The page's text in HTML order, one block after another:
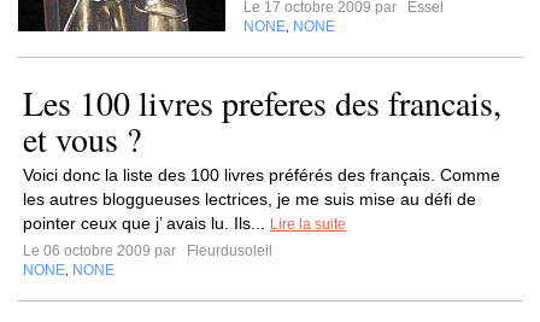
Le 17 octobre 2009 par
Essel
NONE NONE
Les 100 livres preferes des francais,
et vous ?
Voici donc la liste des 100 livres préférés des français. Comme
les autres bloggueuses lectrices, je me suis mise au défi de
pointer ceux que j’ avais lu. Ils...
Lire la suite
Le 06 octobre 2009 par
Fleurdusoleil
NONE NONE